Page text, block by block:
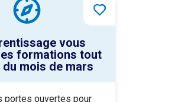
vous
formations tout
du mois de mars
portes ouvertes pour